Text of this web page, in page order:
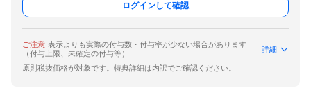
ログインして確認
ご注意 表示よりも実際の付与数・付与率が少ない場合があります
（付与上限、未確定の付与等）
詳細
原則税抜価格が対象です。特典詳細は内訳でご確認ください。